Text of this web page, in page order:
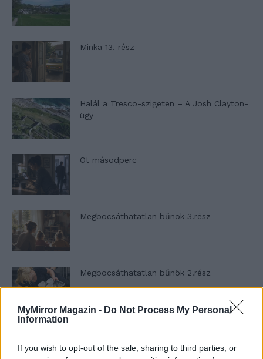
MyMirror Magazin - Do Not Process My Personal
Information
If you wish to opt-out of the sale, sharing to third parties, or
Minka 13. rész
Halál a Tresco-szigeten – A Josh Clayton-
ügy
Öt másodperc
Megbocsáthatatlan bűnök 3.rész
Megbocsáthatatlan bűnök 2.rész